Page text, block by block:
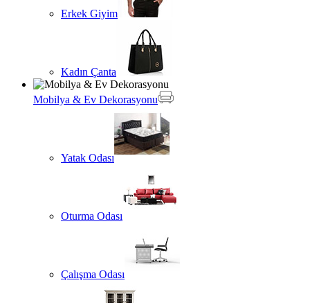
Erkek Giyim
Kadın Çanta
Mobilya & Ev Dekorasyonu
Yatak Odası
Oturma Odası
Çalışma Odası